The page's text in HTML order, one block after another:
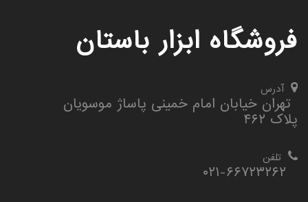
فروشگاه ابزار باستان
آدرس
تهران خیابان امام خمینی پاساژ موسویان
پلاک ۴۶۲
تلفن